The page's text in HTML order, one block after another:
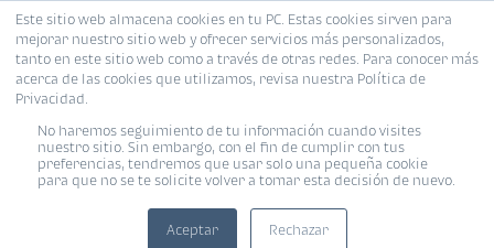
Este sitio web almacena cookies en tu PC. Estas cookies sirven para
mejorar nuestro sitio web y ofrecer servicios más personalizados,
tanto en este sitio web como a través de otras redes. Para conocer más
acerca de las cookies que utilizamos, revisa nuestra Política de
Privacidad.
No haremos seguimiento de tu información cuando visites
nuestro sitio. Sin embargo, con el fin de cumplir con tus
preferencias, tendremos que usar solo una pequeña cookie
para que no se te solicite volver a tomar esta decisión de nuevo.
Aceptar Rechazar
MENÚ